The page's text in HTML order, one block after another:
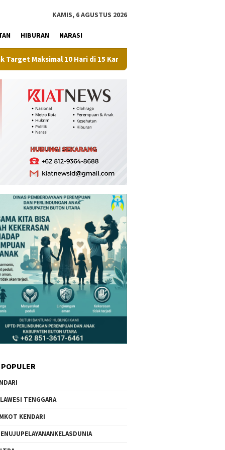
KAMIS, 6 AGUSTUS 2026
HIBURAN NARASI
di 15 Kantah Perkuat Ketahanan Pangan, Pemkab
TENGGARA
KENDARI